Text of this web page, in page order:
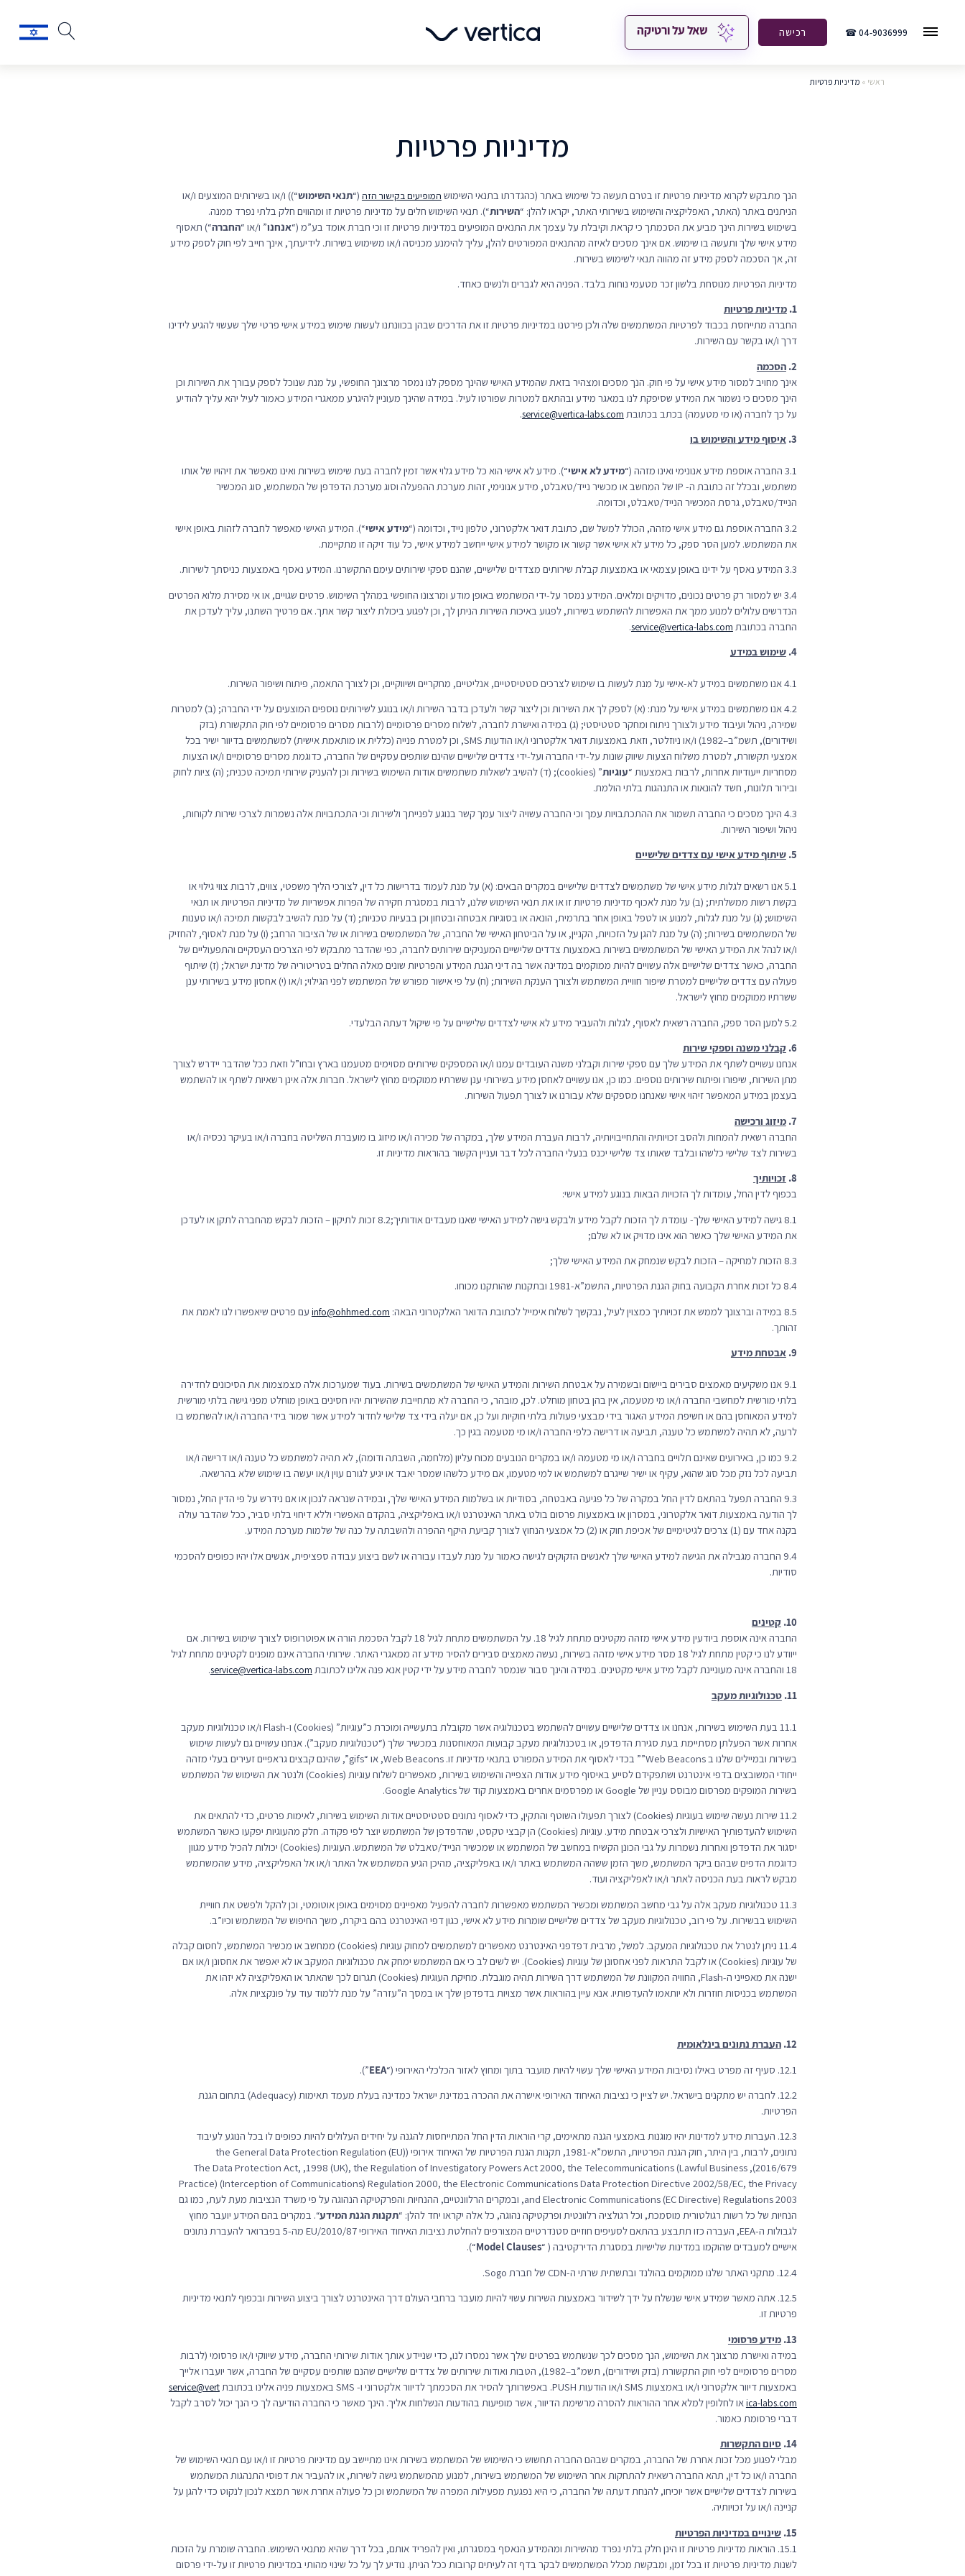
04-9036999 ☎ רכישה שאל על ורטיקה
ראשי » מדיניות פרטיות
מדיניות פרטיות
הנך מתבקש לקרוא מדיניות פרטיות זו בטרם תעשה כל שימוש באתר (כהגדרתו בתנאי השימוש המופיעים בקישור הזה (“תנאי השימוש“)) ו/או בשירותים המוצעים ו/או
הניתנים באתר (האתר, האפליקציה והשימוש בשירותי האתר, יקראו להלן: “השירות“). תנאי השימוש חלים על מדיניות פרטיות זו ומהווים חלק בלתי נפרד ממנה.
בשימוש בשירות הינך מביע את הסכמתך כי קראת וקיבלת על עצמך את התנאים המופיעים במדיניות פרטיות זו וכי חברת אומד בע”מ (“אנחנו” ו/או “החברה“) תאסוף
מידע אישי שלך ותעשה בו שימוש. אם אינך מסכים לאיזה מהתנאים המפורטים להלן, עליך להימנע מכניסה ו/או משימוש בשירות. לידיעתך, אינך חייב לפי חוק לספק מידע
זה, אך הסכמה לספק מידע זה מהווה תנאי לשימוש בשירות.
מדיניות הפרטיות מנוסחת בלשון זכר מטעמי נוחות בלבד. הפניה היא לגברים ולנשים כאחד.
1. מדיניות פרטיות
החברה מתייחסת בכבוד לפרטיות המשתמשים שלה ולכן פירטנו במדיניות פרטיות זו את הדרכים שבהן בכוונתנו לעשות שימוש במידע אישי פרטי שלך שעשוי להגיע לידינו
דרך ו/או בקשר עם השירות.
2. הסכמה
אינך מחויב למסור מידע אישי על פי חוק. הנך מסכים ומצהיר בזאת שהמידע האישי שהינך מספק לנו נמסר מרצונך החופשי, על מנת שנוכל לספק עבורך את השירות וכן
הינך מסכים כי נשמור את המידע שסיפקת לנו במאגר מידע ובהתאם למטרות שפורטו לעיל. במידה שהינך מעוניין להיגרע ממאגרי המידע כאמור לעיל יהא עליך להודיע
על כך לחברה (או מי מטעמה) בכתב בכתובת service@vertica-labs.com
.
3. איסוף מידע והשימוש בו
3.1 החברה אוספת מידע אנונימי ואינו מזהה (“ מידע לא אישי“). מידע לא אישי הוא כל מידע גלוי אשר זמין לחברה בעת שימוש בשירות ואינו מאפשר את זיהויו של אותו
משתמש, ובכלל זה כתובת ה- IP של המחשב או מכשיר נייד/טאבלט, מידע אנונימי, זהות מערכת ההפעלה וסוג מערכת הדפדפן של המשתמש, סוג המכשיר
הנייד/טאבלט, גרסת המכשיר הנייד/טאבלט, וכדומה.
3.2 החברה אוספת גם מידע אישי מזהה, הכולל למשל שם, כתובת דואר אלקטרוני, טלפון נייד, וכדומה (“
מידע אישי“). המידע האישי מאפשר לחברה לזהות באופן אישי
את המשתמש. למען הסר ספק, כל מידע לא אישי אשר קשור או מקושר למידע אישי ייחשב למידע אישי, כל עוד זיקה זו מתקיימת.
3.3 המידע נאסף על ידינו באופן עצמאי או באמצעות קבלת שירותים מצדדים שלישיים, שהנם ספקי שירותים עימם התקשרנו. המידע נאסף באמצעות כניסתך לשירות.
3.4 יש למסור רק פרטים נכונים, מדויקים ומלאים. המידע נמסר על-ידי המשתמש באופן מודע ומרצונו החופשי במהלך השימוש. פרטים שגויים, או אי מסירת מלוא הפרטים
הנדרשים עלולים למנוע ממך את האפשרות להשתמש בשירות, לפגוע באיכות השירות הניתן לך, וכן לפגוע ביכולת ליצור קשר אתך. אם פרטיך השתנו, עליך לעדכן את
החברה בכתובת service@vertica-labs.com
.
4. שימוש במידע
4.1 אנו משתמשים במידע לא-אישי על מנת לעשות בו שימוש לצרכים סטטיסטיים, אנליטיים, מחקריים ושיווקיים, וכן לצורך התאמה, פיתוח ושיפור השירות.
4.2 אנו משתמשים במידע אישי על מנת: (א) לספק לך את השירות וכן ליצור קשר ולעדכן בדבר השירות ו/או בנוגע לשירותים נוספים המוצעים על ידי החברה; (ב) למטרות
שמירה, ניהול ועיבוד מידע ולצורך ניתוח ומחקר סטטיסטי; (ג) במידה ואישרת לחברה, לשלוח מסרים פרסומיים (לרבות מסרים פרסומיים לפי חוק התקשורת (בזק
ושידורים), תשמ”ב–1982) ו/או ניוזלטר, וזאת באמצעות דואר אלקטרוני ו/או הודעות SMS, וכן למטרת פנייה (כללית או מותאמת אישית) למשתמשים בדיוור ישיר בכל
אמצעי תקשורת, למטרת משלוח הצעות שיווק שונות על-ידי החברה ועל-ידי צדדים שלישיים שהינם שותפים עסקיים של החברה, כדוגמת מסרים פרסומיים ו/או הצעות
מסחריות ייעודיות אחרות, לרבות באמצעות “עוגיות
” (cookies); (ד) להשיב לשאלות משתמשים אודות השימוש בשירות וכן להעניק שירותי תמיכה טכנית; (ה) ציות לחוק
ובירור תלונות, חשד להונאות או התנהגות בלתי הולמת.
4.3 הינך מסכים כי החברה תשמור את ההתכתבויות עמך וכי החברה עשויה ליצור עמך קשר בנוגע לפנייתך ולשירות וכי התכתבויות אלה נשמרות לצרכי שירות לקוחות,
ניהול ושיפור השירות.
5. שיתוף מידע אישי עם צדדים שלישיים
5.1 אנו רשאים לגלות מידע אישי של משתמשים לצדדים שלישיים במקרים הבאים: (א) על מנת לעמוד בדרישות כל דין, לצורכי הליך משפטי, צווים, לרבות צווי גילוי או
בקשת רשות ממשלתית; (ב) על מנת לאכוף מדיניות פרטיות זו או את תנאי השימוש שלנו, לרבות במסגרת חקירה של הפרות אפשריות של מדיניות הפרטיות או תנאי
השימוש; (ג) על מנת לגלות, למנוע או לטפל באופן אחר בתרמית, הונאה או בסוגיות אבטחה ובטחון וכן בבעיות טכניות; (ד) על מנת להשיב לבקשות תמיכה ו/או טענות
של המשתמשים בשירות; (ה) על מנת להגן על הזכויות, הקניין, או על הביטחון האישי של החברה, של המשתמשים בשירות או של הציבור הרחב; (ו) על מנת לאסוף, להחזיק
ו/או לנהל את המידע האישי של המשתמשים בשירות באמצעות צדדים שלישיים המעניקים שירותים לחברה, כפי שהדבר מתבקש לפי הצרכים העסקיים והתפעוליים של
החברה, כאשר צדדים שלישיים אלה עשויים להיות ממוקמים במדינה אשר בה דיני הגנת המידע והפרטיות שונים מאלה החלים בטריטוריה של מדינת ישראל; (ז) שיתוף
פעולה עם צדדים שלישיים למטרת שיפור חוויית המשתמש ולצורך הענקת השירות; (ח) על פי אישור מפורש של המשתמש לפני הגילוי; ו/או (י) אחסון מידע בשירותי ענן
ששרתיו ממוקמים מחוץ לישראל.
5.2 למען הסר ספק, החברה רשאית לאסוף, לגלות ולהעביר מידע לא אישי לצדדים שלישיים על פי שיקול דעתה הבלעדי.
6. קבלני משנה וספקי שירות
אנחנו עשויים לשתף את המידע שלך עם ספקי שירות וקבלני משנה העובדים עמנו ו/או המספקים שירותים מסוימים מטעמנו בארץ ובחו”ל וזאת ככל שהדבר יידרש לצורך
מתן השירות, שיפורו ופיתוח שירותים נוספים. כמו כן, אנו עשויים לאחסן מידע בשירותי ענן ששרתיו ממוקמים מחוץ לישראל. חברות אלה אינן רשאיות לשתף או להשתמש
בעצמן במידע המאפשר זיהוי אישי שאנחנו מספקים שלא עבורנו או לצורך תפעול השירות.
7. מיזוג ורכישה
החברה רשאית להמחות ולהסב זכויותיה והתחייבויותיה, לרבות העברת המידע שלך, במקרה של מכירה ו/או מיזוג בו מועברת השליטה בחברה ו/או בעיקר נכסיה ו/או
בשירות לצד שלישי כלשהו ובלבד שאותו צד שלישי יכנס בנעלי החברה לכל דבר ועניין הקשור בהוראות מדיניות זו.
8. זכויותיך
בכפוף לדין החל, עומדות לך הזכויות הבאות בנוגע למידע אישי:
8.1 גישה למידע האישי שלך- עומדת לך הזכות לקבל מידע ולבקש גישה למידע האישי שאנו מעבדים אודותיך;8.2 זכות לתיקון – הזכות לבקש מהחברה לתקן או לעדכן
את המידע האישי שלך כאשר הוא אינו מדויק או לא שלם;
8.3 הזכות למחיקה – הזכות לבקש שנמחק את המידע האישי שלך;
8.4 כל זכות אחרת הקבועה בחוק הגנת הפרטיות, התשמ”א-1981 ובתקנות שהותקנו מכוחו.
8.5 במידה וברצונך לממש את זכויותיך כמצוין לעיל, נבקשך לשלוח אימייל לכתובת הדואר האלקטרוני הבאה:
info@ohhmed.com עם פרטים שיאפשרו לנו לאמת את
זהותך.
9. אבטחת מידע
9.1 אנו משקיעים מאמצים סבירים ביישום ובשמירה על אבטחת השירות והמידע האישי של המשתמשים בשירות. בעוד שמערכות אלה מצמצמות את הסיכונים לחדירה
בלתי מורשית למחשבי החברה ו/או מי מטעמה, אין בהן בטחון מוחלט. לכן, מובהר, כי החברה לא מתחייבת שהשירות יהיו חסינים באופן מוחלט מפני גישה בלתי מורשית
למידע המאוחסן בהם או חשיפת המידע האגור בידי מבצעי פעולות בלתי חוקיות ועל כן, אם יעלה בידי צד שלישי לחדור למידע אשר שמור בידי החברה ו/או להשתמש בו
לרעה, לא תהיה למשתמש כל טענה, תביעה או דרישה כלפי החברה ו/או מי מטעמה בגין כך.
9.2 כמו כן, באירועים שאינם תלויים בחברה ו/או מי מטעמה ו/או במקרים הנובעים מכוח עליון (מלחמה, השבתה ודומה), לא תהיה למשתמש כל טענה ו/או דרישה ו/או
תביעה לכל נזק מכל סוג שהוא, עקיף או ישיר שייגרם למשתמש או למי מטעמו, אם מידע כלשהו שמסר יאבד או יגיע לגורם עוין ו/או יעשה בו שימוש שלא בהרשאה.
9.3 החברה תפעל בהתאם לדין החל במקרה של כל פגיעה באבטחה, בסודיות או בשלמות המידע האישי שלך, ובמידה שנראה לנכון או אם נידרש על פי הדין החל, נמסור
לך הודעה באמצעות דואר אלקטרוני, במסרון או באמצעות פרסום בולט באתר האינטרנט ו/או באפליקציה, בהקדם האפשרי וללא דיחוי בלתי סביר, ככל שהדבר עולה
בקנה אחד עם (1) צרכים לגיטימיים של אכיפת חוק או (2) כל אמצעי הנחוץ לצורך קביעת היקף ההפרה ולהשבתה על כנה של שלמות מערכת המידע.
9.4 החברה מגבילה את הגישה למידע האישי שלך לאנשים הזקוקים לגישה כאמור על מנת לעבדו עבורה או לשם ביצוע עבודה ספציפית, אנשים אלו יהיו כפופים להסכמי
סודיות.
10. קטינים
החברה אינה אוספת ביודעין מידע אישי מזהה מקטינים מתחת לגיל 18. על המשתמשים מתחת לגיל 18 לקבל הסכמת הורה או אפוטרופוס לצורך שימוש בשירות. אם
ייוודע לנו כי קטין מתחת לגיל 18 מסר מידע אישי מזהה בשירות, נעשה מאמצים סבירים להסיר מידע זה ממאגרי האתר. שירותי החברה אינם מופנים לקטינים מתחת לגיל
18 והחברה אינה מעוניינת לקבל מידע אישי מקטינים. במידה והינך סבור שנמסר לחברה מידע על ידי קטין אנא פנה אלינו לכתובת
service@vertica-labs.com
.
11. טכנולוגיות מעקב
11.1 בעת השימוש בשירות, אנחנו או צדדים שלישיים עשויים להשתמש בטכנולוגיה אשר מקובלת בתעשייה ומוכרת כ”עוגיות” (Cookies) ו-Flash ו/או טכנולוגיות מעקב
אחרות אשר הפעלתן מסתיימת בעת סגירת הדפדפן, או בטכנולוגיות מעקב קבועות המאוחסנות במכשיר שלך (“טכנולוגיות מעקב”). אנחנו עשויים גם לעשות שימוש
בשירות ובמיילים שלנו ב Web Beacons”” בכדי לאסוף את המידע המפורט בתנאי מדיניות זו. Web Beacons, או “gifs”, שהינם קבצים גראפיים זעירים בעלי מזהה
ייחודי המשובצים בדפי אינטרנט ושתפקידם לסייע באיסוף מידע אודות הצפייה והשימוש בשירות, מאפשרים לשלוח עוגיות (Cookies) ולנטר את השימוש של המשתמש
בשירות המופקים מפרסום מבוסס עניין של Google או מפרסמים אחרים באמצעות קוד של Google Analytics.
11.2 שירות נעשה שימוש בעוגיות (Cookies) לצורך תפעולו השוטף והתקין, כדי לאסוף נתונים סטטיסטיים אודות השימוש בשירות, לאימות פרטים, כדי להתאים את
השימוש להעדפותיך האישיות ולצרכי אבטחת מידע. עוגיות (Cookies) הן קבצי טקסט, שהדפדפן של המשתמש יוצר לפי פקודה. חלק מהעוגיות יפקעו כאשר המשתמש
יסגור את הדפדפן ואחרות נשמרות על גבי הכונן הקשיח במחשב של המשתמש או שמכשיר הנייד/טאבלט של המשתמש. העוגיות (Cookies) יכולות להכיל מידע מגוון
כדוגמת הדפים שבהם ביקר המשתמש, משך הזמן ששהה המשתמש באתר ו/או באפליקציה, מהיכן הגיע המשתמש אל האתר ו/או אל האפליקציה, מידע שהמשתמש
מבקש לראות בעת הכניסה לאתר ו/או לאפליקציה ועוד.
11.3 טכנולוגיות מעקב אלה על גבי מחשב המשתמש ומכשיר המשתמש מאפשרות לחברה להפעיל מאפיינים מסוימים באופן אוטומטי, וכן להקל ולפשט את חוויית
השימוש בבשירות. על פי רוב, טכנולוגיות מעקב של צדדים שלישיים שומרות מידע לא אישי, כגון דפי האינטרנט בהם ביקרת, משך החיפוש של המשתמש וכיו”ב.
11.4 ניתן לנטרל את טכנולוגיות המעקב. למשל, מרבית דפדפני האינטרנט מאפשרים למשתמשים למחוק עוגיות (Cookies) ממחשב או מכשיר המשתמש, לחסום קבלה
של עוגיות (Cookies) או לקבל התראות לפני אחסונן של עוגיות (Cookies). יש לשים לב כי אם המשתמש ימחק את טכנולוגיות המעקב או לא יאפשר את אחסונן ו/או אם
ישנה את מאפייני ה-Flash, החוויה המקוונת של המשתמש דרך השירות תהיה מוגבלת. מחיקת העוגיות (Cookies) תגרום לכך שהאתר או האפליקציה לא יזהו את
המשתמש בכניסות חוזרות ולא יותאמו להעדפותיו. אנא עיין בהוראות אשר מצויות בדפדפן שלך או במסך ה”עזרה” על מנת ללמוד עוד על פונקציות אלה.
12. העברת נתונים בינלאומית
12.1. סעיף זה מפרט באילו נסיבות המידע האישי שלך עשוי להיות מועבר בתוך ומחוץ לאזור הכלכלי האירופי (“
EEA
”).
12.2. לחברה יש מתקנים בישראל. יש לציין כי נציבות האיחוד האירופי אישרה את ההכרה במדינת ישראל כמדינה בעלת מעמד תאימות (Adequacy) בתחום הגנת
הפרטיות.
12.3. העברות מידע למדינות יהיו מוגנות באמצעי הגנה מתאימים, קרי הוראות הדין החל המתייחסות להגנה על יחידים העלולים להיות כפופים לו בכל הנוגע לעיבוד
נתונים, לרבות, בין היתר, חוק הגנת הפרטיות, התשמ”א-1981, תקנות הגנת הפרטיות של האיחוד אירופי (the General Data Protection Regulation (EU)
2016/679), The Data Protection Act, ,1998 (UK), the Regulation of Investigatory Powers Act 2000, the Telecommunications (Lawful Business
Practice) (Interception of Communications) Regulation 2000, the Electronic Communications Data Protection Directive 2002/58/EC, the Privacy
and Electronic Communications (EC Directive) Regulations 2003, ובמקרים הרלוונטיים, ההנחיות והפרקטיקה הנהוגה על פי משרד הנציבות מעת לעת, כמו גם
הנחיות של כל רשות רגולטורית מוסמכת, וכל רגולציה רלוונטית ופרקטיקה נהוגה, כל אלה יקראו יחד להלן: “תקנות הגנת המידע“. במקרים בהם המידע יועבר מחוץ
לגבולות ה-EEA, העברה כזו תתבצע בהתאם לסעיפים חוזיים סטנדרטיים המצורפים להחלטת נציבות האיחוד האירופי 2010/87/EU מה-5 בפברואר להעברת נתונים
אישיים למעבדים שהוקמו במדינות שלישיות במסגרת הדירקטיבה ( “
ModelClauses
“).
12.4. מתקני האתר שלנו ממוקמים בהולנד ובתשתית שרתי ה-CDN של חברת Sogo.
12.5. אתה מאשר שמידע אישי שנשלח על ידך לשידור באמצעות השירות עשוי להיות מועבר ברחבי העולם דרך האינטרנט לצורך ביצוע השירות ובכפוף לתנאי מדיניות
פרטיות זו.
13. מידע פרסומי
במידה ואישרת מרצונך את השימוש, הנך מסכים לכך שנשתמש בפרטים שלך אשר נמסרו לנו, כדי שניידע אותך אודות שירותי החברה, מידע שיווקי ו/או פרסומי (לרבות
מסרים פרסומיים לפי חוק התקשורת (בזק ושידורים), תשמ”ב–1982), הטבות ואודות שירותים של צדדים שלישיים שהנם שותפים עסקיים של החברה, אשר יועברו אלייך
באמצעות דיוור אלקטרוני ו/או באמצעות SMS ו/או הודעות PUSH. באפשרותך להסיר את הסכמתך לדיוור אלקטרוני ו- SMS באמצעות פניה אלינו בכתובת
service@vert
ica-labs.comאו לחלופין למלא אחר ההוראות להסרה מרשימת הדיוור, אשר מופיעות בהודעות הנשלחות אליך. הינך מאשר כי החברה הודיעה לך כי הנך יכול לסרב לקבל
דברי פרסומת כאמור.
14. סיום התקשרות
מבלי לפגוע מכל זכות אחרת של החברה, במקרים שבהם החברה תחשוש כי השימוש של המשתמש בשירות אינו מתיישב עם מדיניות פרטיות זו ו/או עם תנאי השימוש של
החברה ו/או כל דין, תהא החברה רשאית להתחקות אחר השימוש של המשתמש בשירות, למנוע מהמשתמש גישה לשירות, או להעביר את דפוסי התנהגות המשתמש
בשירות לצדדים שלישיים אשר יוכיחו, להנחת דעתה של החברה, כי היא נפגעת מפעילות המפרה של המשתמש וכן כל פעולה אחרת אשר תמצא לנכון לנקוט כדי להגן על
קניינה ו/או על זכויותיה.
15. שינויים במדיניות הפרטיות
15.1. הוראות מדיניות פרטיות זו הינן חלק בלתי נפרד מהשירות ומהמידע הנאסף במסגרתו, ואין להפריד אותם, בכל דרך שהיא מתנאי השימוש. החברה שומרת על הזכות
לשנות מדיניות פרטיות זו בכל זמן, ומבקשת מכלל המשתמשים לבקר בדף זה לעיתים קרובות ככל הניתן. נודיע לך על כל שינוי מהותי במדיניות פרטיות זו על-ידי פרסום